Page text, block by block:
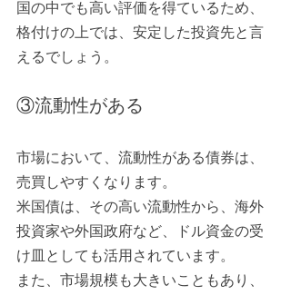
国の中でも高い評価を得ているため、
格付けの上では、安定した投資先と言
えるでしょう。
③流動性がある
市場において、流動性がある債券は、
売買しやすくなります。
米国債は、その高い流動性から、海外
投資家や外国政府など、ドル資金の受
け皿としても活用されています。
また、市場規模も大きいこともあり、